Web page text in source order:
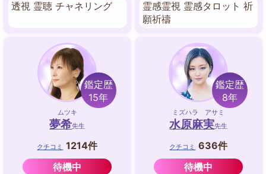
透視 霊聴 チャネリング
霊感霊視 霊感タロット 祈
願祈禱
鑑定歴
15年
ムツキ
夢希先生
クチコミ
1214件
待機中
鑑定歴
8年
ミズハラ アサミ
水原麻実先生
クチコミ
636件
待機中